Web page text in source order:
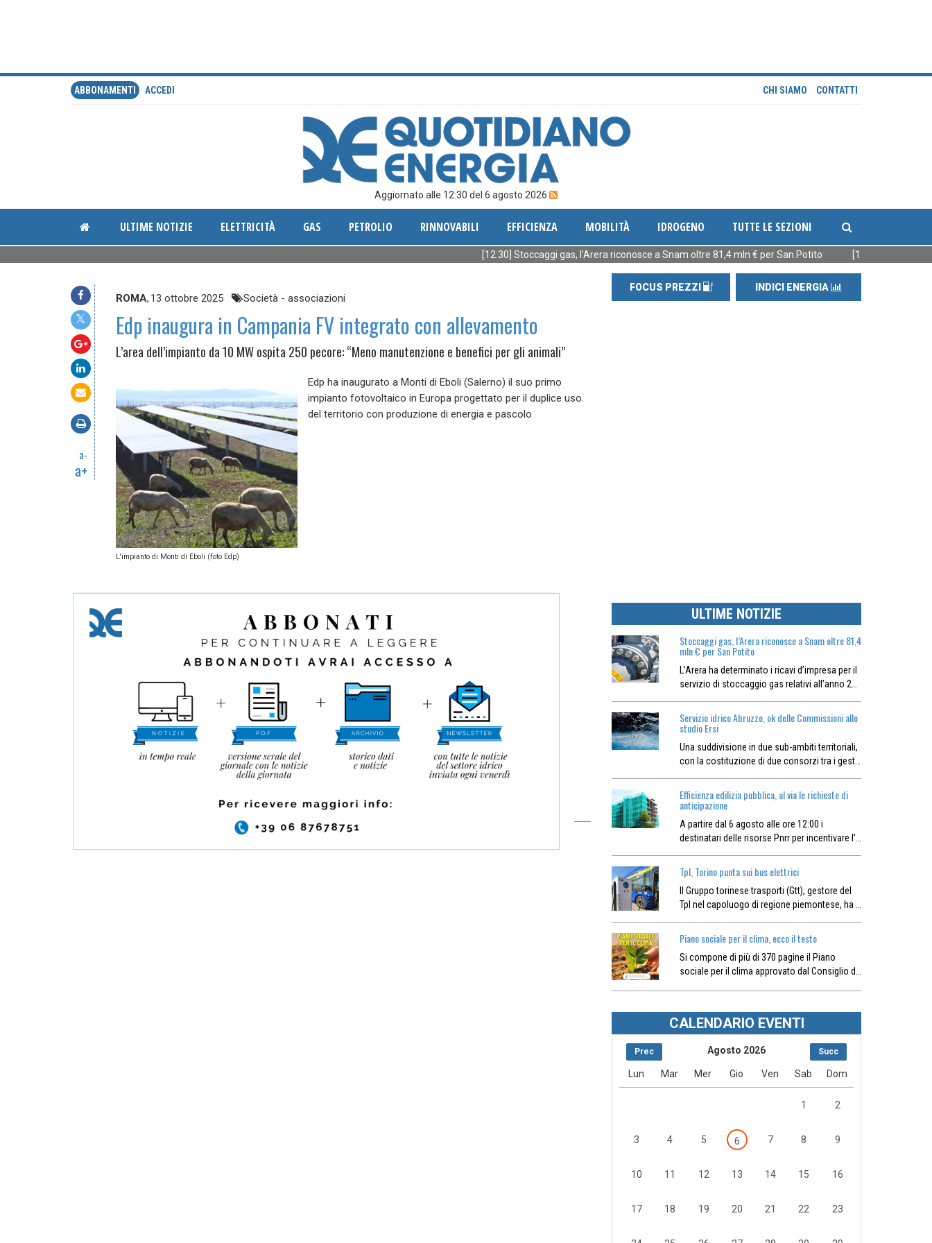
ABBONAMENTI ACCEDI CHI SIAMO CONTATTI
Aggiornato alle 12:30 del 6 agosto 2026
ULTIME NOTIZIE ELETTRICITÀ GAS PETROLIO RINNOVABILI EFFICIENZA MOBILITÀ IDROGENO TUTTE LE SEZIONI
[12:30] Stoccaggi gas, l’Arera riconosce a Snam oltre 81,4 mln € per San Potito [12:03] Servizio idrico
a-
a+
ROMA, 13 ottobre 2025 Società - associazioni
Edp inaugura in Campania FV integrato con allevamento
L’area dell’impianto da 10 MW ospita 250 pecore: “Meno manutenzione e benefici per gli animali”
L'impianto di Monti di Eboli (foto Edp)
Edp ha inaugurato a Monti di Eboli (Salerno) il suo primo
impianto fotovoltaico in Europa progettato per il duplice uso
del territorio con produzione di energia e pascolo
FOCUS PREZZI INDICI ENERGIA
ULTIME NOTIZIE
Stoccaggi gas, l’Arera riconosce a Snam oltre 81,4
mln € per San Potito
L’Arera ha determinato i ricavi d’impresa per il
servizio di stoccaggio gas relativi all’anno 2…
Servizio idrico Abruzzo, ok delle Commissioni allo
studio Ersi
Una suddivisione in due sub-ambiti territoriali,
con la costituzione di due consorzi tra i gest…
Efficienza edilizia pubblica, al via le richieste di
anticipazione
A partire dal 6 agosto alle ore 12:00 i
destinatari delle risorse Pnrr per incentivare l’…
Tpl, Torino punta sui bus elettrici
Il Gruppo torinese trasporti (Gtt), gestore del
Tpl nel capoluogo di regione piemontese, ha …
Piano sociale per il clima, ecco il testo
Si compone di più di 370 pagine il Piano
sociale per il clima approvato dal Consiglio d…
CALENDARIO EVENTI
Prec Succ
Agosto 2026
Lun Mar Mer Gio Ven Sab Dom
1 2
3 4 5 6 7 8 9
10 11 12 13 14 15 16
17 18 19 20 21 22 23